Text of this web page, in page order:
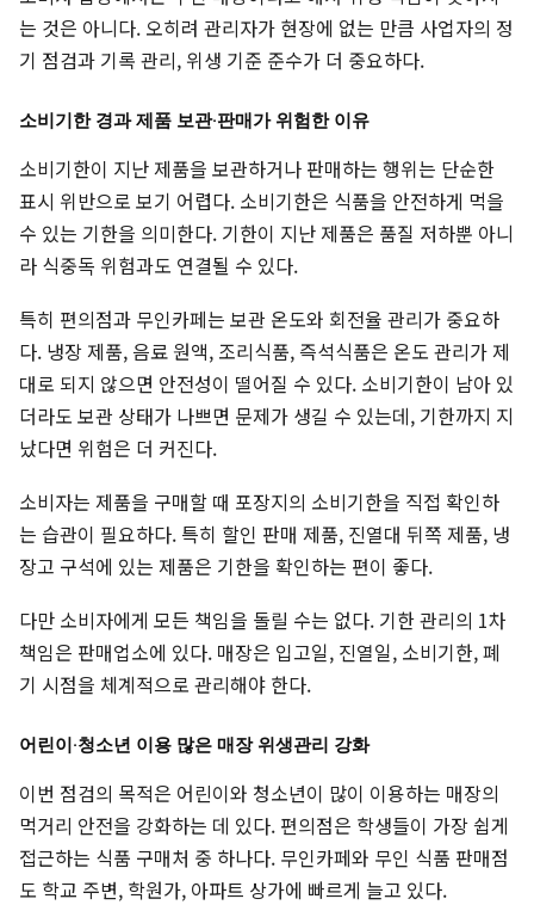
는 것은 아니다. 오히려 관리자가 현장에 없는 만큼 사업자의 정
기 점검과 기록 관리, 위생 기준 준수가 더 중요하다.
소비기한 경과 제품 보관·판매가 위험한 이유
소비기한이 지난 제품을 보관하거나 판매하는 행위는 단순한
표시 위반으로 보기 어렵다. 소비기한은 식품을 안전하게 먹을
수 있는 기한을 의미한다. 기한이 지난 제품은 품질 저하뿐 아니
라 식중독 위험과도 연결될 수 있다.
특히 편의점과 무인카페는 보관 온도와 회전율 관리가 중요하
다. 냉장 제품, 음료 원액, 조리식품, 즉석식품은 온도 관리가 제
대로 되지 않으면 안전성이 떨어질 수 있다. 소비기한이 남아 있
더라도 보관 상태가 나쁘면 문제가 생길 수 있는데, 기한까지 지
났다면 위험은 더 커진다.
소비자는 제품을 구매할 때 포장지의 소비기한을 직접 확인하
는 습관이 필요하다. 특히 할인 판매 제품, 진열대 뒤쪽 제품, 냉
장고 구석에 있는 제품은 기한을 확인하는 편이 좋다.
다만 소비자에게 모든 책임을 돌릴 수는 없다. 기한 관리의 1차
책임은 판매업소에 있다. 매장은 입고일, 진열일, 소비기한, 폐
기 시점을 체계적으로 관리해야 한다.
어린이·청소년 이용 많은 매장 위생관리 강화
이번 점검의 목적은 어린이와 청소년이 많이 이용하는 매장의
먹거리 안전을 강화하는 데 있다. 편의점은 학생들이 가장 쉽게
접근하는 식품 구매처 중 하나다. 무인카페와 무인 식품 판매점
도 학교 주변, 학원가, 아파트 상가에 빠르게 늘고 있다.